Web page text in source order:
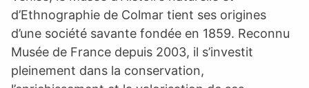
d’Ethnographie de Colmar tient ses origines
d’une société savante fondée en 1859. Reconnu
Musée de France depuis 2003, il s’investit
pleinement dans la conservation,